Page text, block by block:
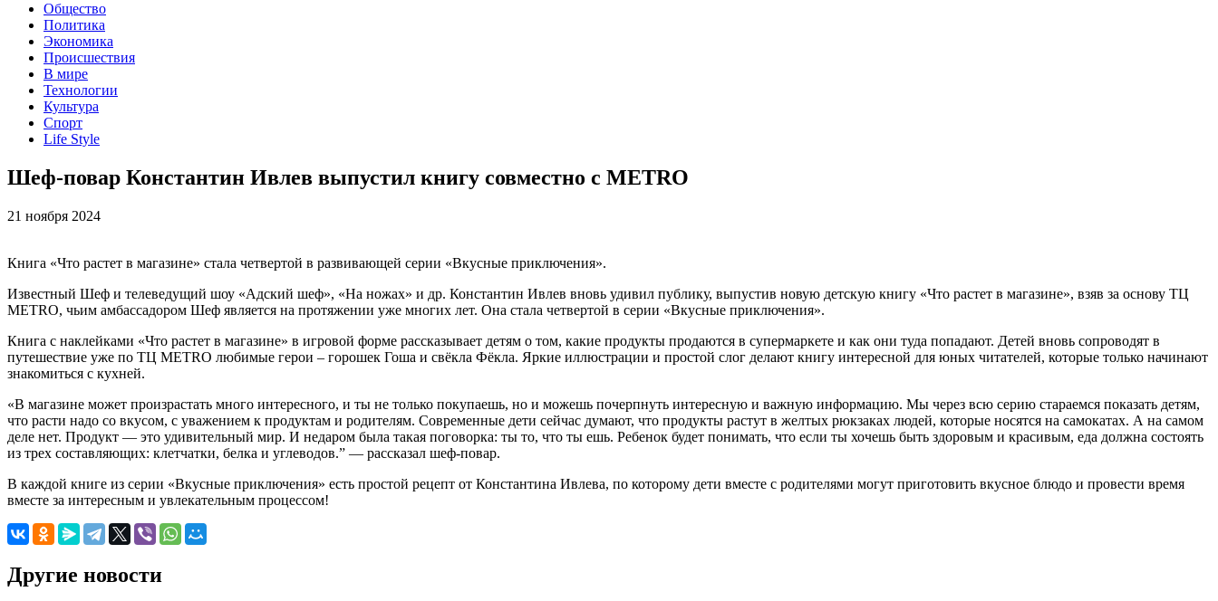
Общество
Политика
Экономика
Происшествия
В мире
Технологии
Культура
Спорт
Life Style
Шеф-повар Константин Ивлев выпустил книгу совместно с METRO
21 ноября 2024
Книга «Что растет в магазине» стала четвертой в развивающей серии «Вкусные приключения».
Известный Шеф и телеведущий шоу «Адский шеф», «На ножах» и др. Константин Ивлев вновь удивил публику, выпустив новую детскую книгу «Что растет в магазине», взяв за основу ТЦ
METRO, чьим амбассадором Шеф является на протяжении уже многих лет. Она стала четвертой в серии «Вкусные приключения».
Книга с наклейками «Что растет в магазине» в игровой форме рассказывает детям о том, какие продукты продаются в супермаркете и как они туда попадают. Детей вновь сопроводят в
путешествие уже по ТЦ METRO любимые герои – горошек Гоша и свёкла Фёкла. Яркие иллюстрации и простой слог делают книгу интересной для юных читателей, которые только начинают
знакомиться с кухней.
«В магазине может произрастать много интересного, и ты не только покупаешь, но и можешь почерпнуть интересную и важную информацию. Мы через всю серию стараемся показать детям,
что расти надо со вкусом, с уважением к продуктам и родителям. Современные дети сейчас думают, что продукты растут в желтых рюкзаках людей, которые носятся на самокатах. А на самом
деле нет. Продукт — это удивительный мир. И недаром была такая поговорка: ты то, что ты ешь. Ребенок будет понимать, что если ты хочешь быть здоровым и красивым, еда должна состоять
из трех составляющих: клетчатки, белка и углеводов.” — рассказал шеф-повар.
В каждой книге из серии «Вкусные приключения» есть простой рецепт от Константина Ивлева, по которому дети вместе с родителями могут приготовить вкусное блюдо и провести время
вместе за интересным и увлекательным процессом!
Другие новости